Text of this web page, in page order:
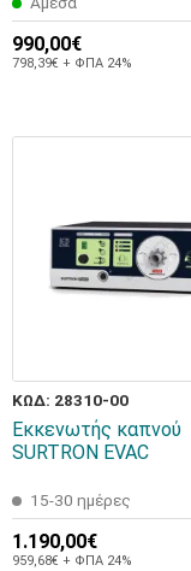
990,00€
798,39€ + ΦΠΑ 24%
ΚΩΔ: 28310-00
Εκκενωτής καπνού
SURTRON EVAC
15-30 ημέρες
1.190,00€
959,68€ + ΦΠΑ 24%